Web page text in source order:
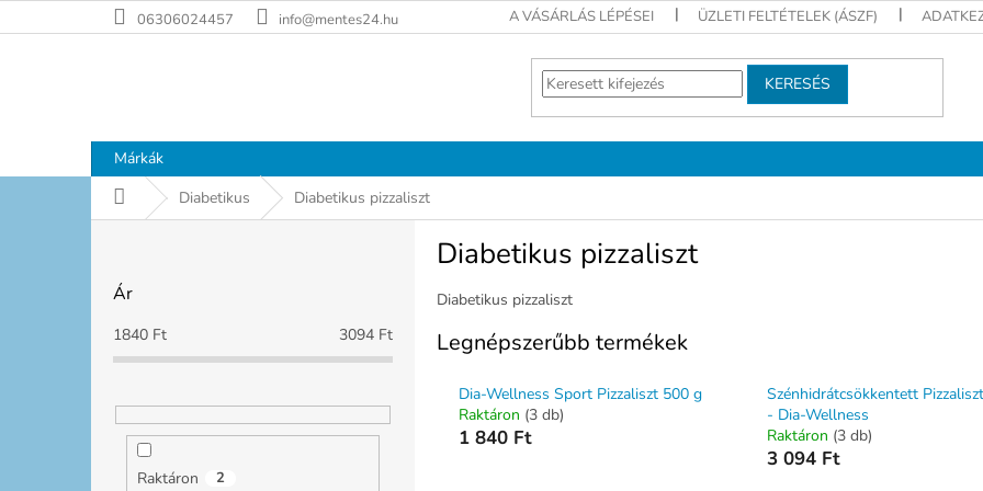
a
06306024457 info@mentes24.hu A VÁSÁRLÁS LÉPÉSEI ÜZLETI FELTÉTELEK (ÁSZF)
KERESÉS
Márkák
KezdőlapDiabetikus Diabetikus pizzaliszt
Ár
1840 Ft 3094 Ft
Raktáron 2
Diabetikus pizzaliszt
Diabetikus pizzaliszt
Legnépszerűbb termékek
Dia-Wellness Sport Pizzaliszt 500 g
Raktáron (3 db)
1 840 Ft
Szénhidrátcsökkentett
- Dia-Wellness
Raktáron (3 db)
3 094 Ft